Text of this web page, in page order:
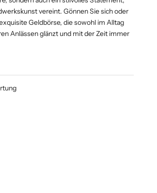
vereint. Gönnen Sie sich oder
Geldbörse, die sowohl im Alltag
Anlässen glänzt und mit der Zeit immer